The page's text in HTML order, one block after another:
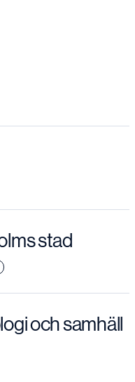
stad
och samhäll